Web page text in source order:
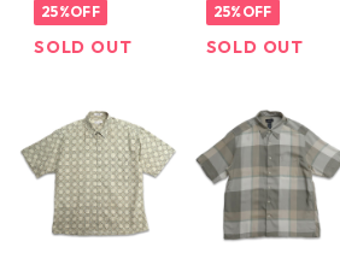
チェック 表
記：XL gd410
25%OFF
SOLD OUT
チェック 表
記：L gd4102
25%OFF
SOLD OUT